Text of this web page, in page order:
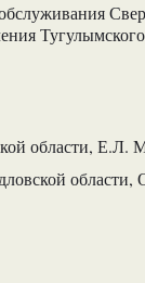
области, Е.Л.
области,